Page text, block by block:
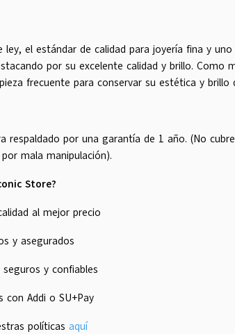
ley, el estándar de calidad para joyería fina y
por su excelente calidad y brillo. Como
frecuente para conservar su estética y brillo
respaldado por una garantía de 1 año. (No
mala manipulación).
Store?
al mejor precio
y asegurados
y confiables
con Addi o SU+Pay
políticas aquí